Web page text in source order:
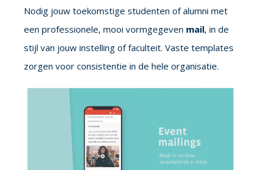
Nodig jouw toekomstige studenten of alumni met
een professionele, mooi vormgegeven mail, in de
stijl van jouw instelling of faculteit. Vaste templates
zorgen voor consistentie in de hele organisatie.